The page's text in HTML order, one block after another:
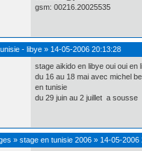
gsm: 00216.20025535
- libye » 14-05-2006 20:13:28
stage aikido en libye oui oui en
du 16 au 18 mai avec michel
en tunisie
du 29 juin au 2 juillet a sousse
» stage en tunisie 2006 » 14-05-2006